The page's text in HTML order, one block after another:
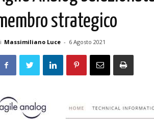
strategico
Massimiliano Luce - 6 Agosto 2021